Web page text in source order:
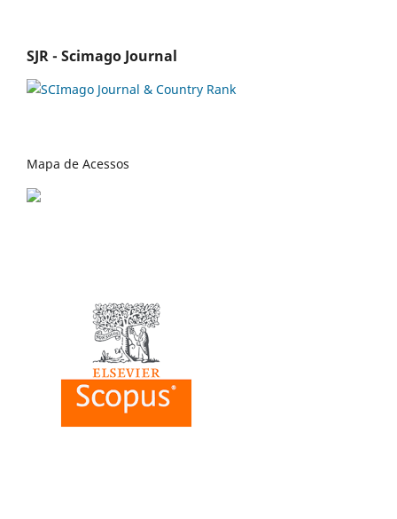
SJR - Scimago Journal
Mapa de Acessos